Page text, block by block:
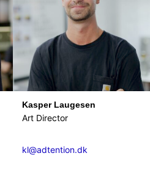
Kasper Laugesen
Art Director
kl@adtention.dk